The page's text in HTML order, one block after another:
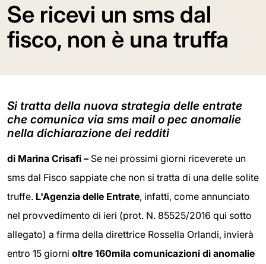
Se ricevi un sms dal
fisco, non è una truffa
Si tratta della nuova strategia delle entrate
che comunica via sms mail o pec anomalie
nella dichiarazione dei redditi
di Marina Crisafi – Se nei prossimi giorni riceverete un
sms dal Fisco sappiate che non si tratta di una delle solite
truffe. L'Agenzia delle Entrate, infatti, come annunciato
nel provvedimento di ieri (prot. N. 85525/2016 qui sotto
allegato) a firma della direttrice Rossella Orlandi, invierà
entro 15 giorni oltre 160mila comunicazioni di anomalie